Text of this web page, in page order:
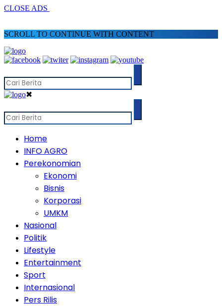
CLOSE ADS
SCROLL TO CONTINUE WITH CONTENT
✖
Home
INFO AGRO
Perekonomian
Ekonomi
Bisnis
Korporasi
UMKM
Nasional
Politik
Lifestyle
Entertainment
Sport
Internasional
Pers Rilis